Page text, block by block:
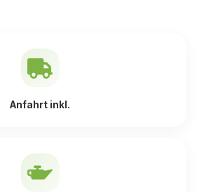
Anfahrt inkl.